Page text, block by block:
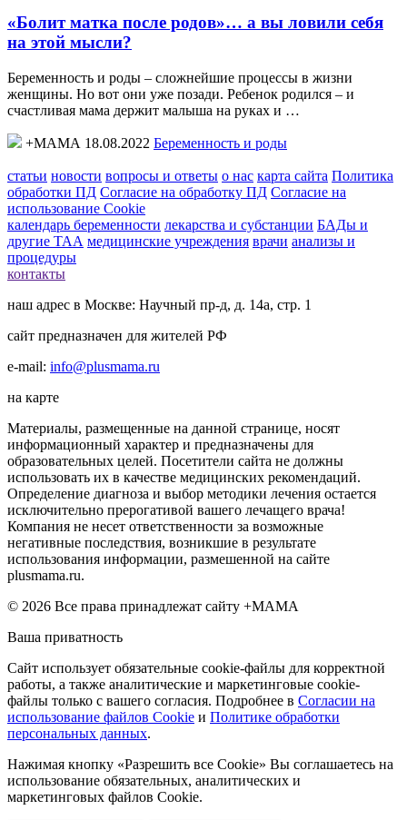
«Болит матка после родов»… а вы ловили себя
на этой мысли?
Беременность и роды – сложнейшие процессы в жизни
женщины. Но вот они уже позади. Ребенок родился – и
счастливая мама держит малыша на руках и …
+МАМА 18.08.2022 Беременность и роды
статьи новости вопросы и ответы о нас карта сайта Политика
обработки ПД Согласие на обработку ПД Согласие на
использование Cookie
календарь беременности лекарства и субстанции БАДы и
другие ТАА медицинские учреждения врачи анализы и
процедуры
контакты
наш адрес в Москве: Научный пр-д, д. 14а, стр. 1
сайт предназначен для жителей РФ
e-mail: info@plusmama.ru
на карте
Материалы, размещенные на данной странице, носят
информационный характер и предназначены для
образовательных целей. Посетители сайта не должны
использовать их в качестве медицинских рекомендаций.
Определение диагноза и выбор методики лечения остается
исключительно прерогативой вашего лечащего врача!
Компания не несет ответственности за возможные
негативные последствия, возникшие в результате
использования информации, размешенной на сайте
plusmama.ru.
© 2026 Все права принадлежат сайту +МАМА
Ваша приватность
Сайт использует обязательные cookie-файлы для корректной
работы, а также аналитические и маркетинговые cookie-
файлы только с вашего согласия. Подробнее в Согласии на
использование файлов Cookie и Политике обработки
персональных данных.
Нажимая кнопку «Разрешить все Cookie» Вы соглашаетесь на
использование обязательных, аналитических и
маркетинговых файлов Cookie.